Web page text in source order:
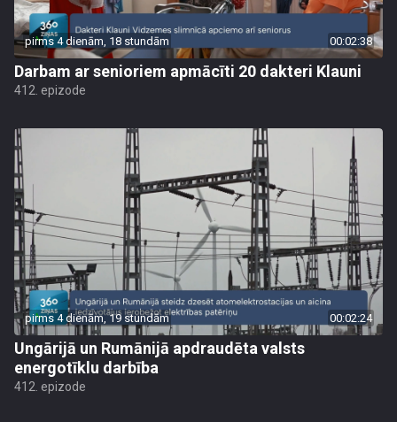
pirms 4 dienām, 18 stundām 00:02:38
Darbam ar senioriem apmācīti 20 dakteri Klauni
412. epizode
pirms 4 dienām, 19 stundām 00:02:24
Ungārijā un Rumānijā apdraudēta valsts
energotīklu darbība
412. epizode